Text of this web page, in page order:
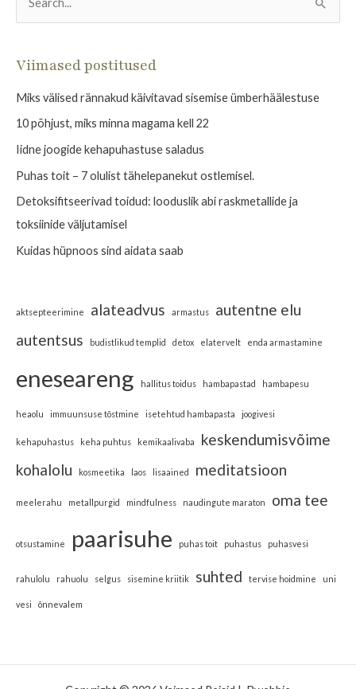
Ma ei hakka siinkohal üle kordama, et söö tervislikult,
oma tervisest lugupidavale inimesele.
Jagan siin aga mõned jooga traditsioonist pärinevad
ehk puhastustehnikatest, mis aitab eemaldada
lima. Jalaneti jaoks oleks hea omada neti poti –
segatud vett oma ninasõõrmetesse valada. Lisa
200-250ml toasoojale veele 1tl soola (soovitavalt
himaalaja soola). Kummardu kraanikausi kohale
kallutades pead ühele küljele nii, et üks sõõrmetest
on üleval pool ning vala kannust vett ühte
sõõrmesse ja lase sel väljuda teisest sõõrmest.
Seejärel vaheta pooli. Gripi perioodil on soovitav
seda teha mitu korda päevas.